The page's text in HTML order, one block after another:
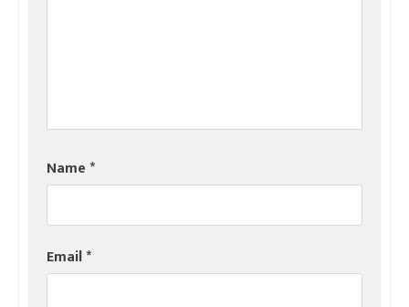
Name*
Email*